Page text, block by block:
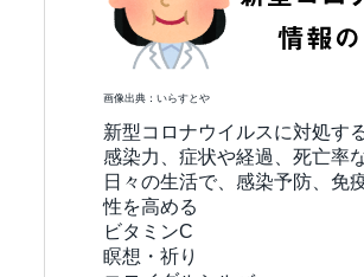
画像出典：いらすとや
新型コロナウイルスに対処す
感染力、症状や経過、死亡率
日々の生活で、感染予防、免
性を高める
ビタミンC
瞑想・祈り